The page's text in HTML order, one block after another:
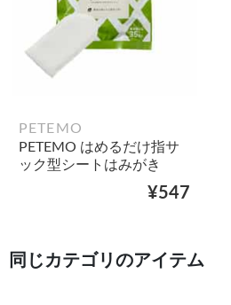
PETEMO
PETEMO はめるだけ指サ
ック型シートはみがき
¥547
同じカテゴリのアイテム